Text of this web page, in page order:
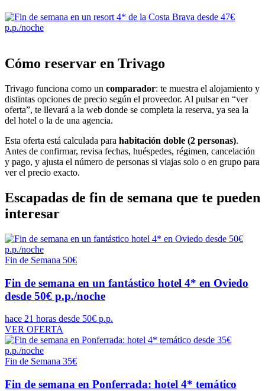
Cómo reservar en Trivago
Trivago funciona como un comparador: te muestra el alojamiento y
distintas opciones de precio según el proveedor. Al pulsar en “ver
oferta”, te llevará a la web donde se completa la reserva, ya sea la
del hotel o la de una agencia.
Esta oferta está calculada para habitación doble (2 personas).
Antes de confirmar, revisa fechas, huéspedes, régimen, cancelación
y pago, y ajusta el número de personas si viajas solo o en grupo para
ver el precio exacto.
Escapadas de fin de semana que te pueden
interesar
Fin de Semana 50€
Fin de semana en un fantástico hotel 4* en Oviedo
desde 50€ p.p./noche
hace 21 horas desde 50€ p.p.
VER OFERTA
Fin de Semana 35€
Fin de semana en Ponferrada: hotel 4* temático